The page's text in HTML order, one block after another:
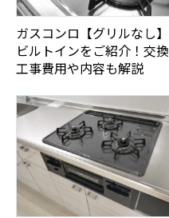
ガスコンロ【グリルなし】
ビルトインをご紹介！交換
工事費用や内容も解説